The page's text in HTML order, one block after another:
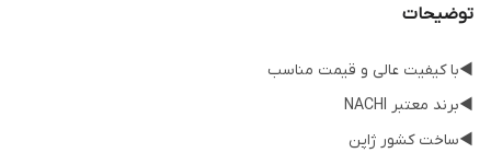
توضیحات
◀️با کیفیت عالی و قیمت مناسب
◀️برند معتبر NACHI
◀️ساخت کشور ژاپن